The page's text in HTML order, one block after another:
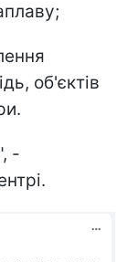
об'єктів
-